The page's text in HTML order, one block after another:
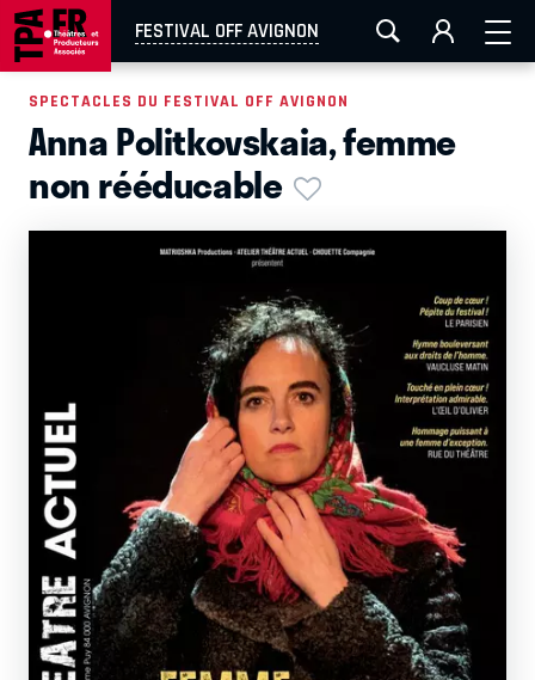
FESTIVAL OFF AVIGNON
AIX-MARSEILLE AURAY CAEN LA ROCHELLE
EN TOURNÉE
SPECTACLES DU FESTIVAL OFF AVIGNON
Anna Politkovskaia, femme
non rééducable